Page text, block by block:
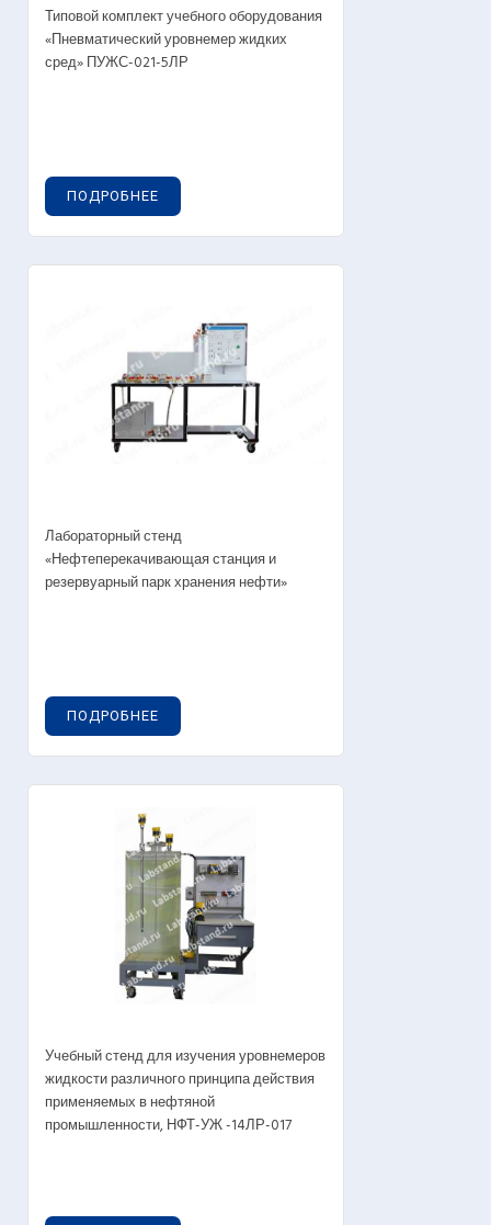
Типовой комплект учебного оборудования
«Пневматический уровнемер жидких
сред» ПУЖС-021-5ЛР
ПОДРОБНЕЕ
Лабораторный стенд
«Нефтеперекачивающая станция и
резервуарный парк хранения нефти»
ПОДРОБНЕЕ
Учебный стенд для изучения уровнемеров
жидкости различного принципа действия
применяемых в нефтяной
промышленности, НФТ-УЖ -14ЛР-017